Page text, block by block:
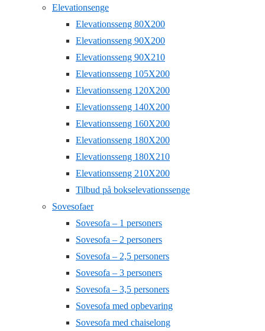
Elevationsenge
Elevationsseng 80X200
Elevationsseng 90X200
Elevationsseng 90X210
Elevationsseng 105X200
Elevationsseng 120X200
Elevationsseng 140X200
Elevationsseng 160X200
Elevationsseng 180X200
Elevationsseng 180X210
Elevationsseng 210X200
Tilbud på bokselevationssenge
Sovesofaer
Sovesofa – 1 personers
Sovesofa – 2 personers
Sovesofa – 2,5 personers
Sovesofa – 3 personers
Sovesofa – 3,5 personers
Sovesofa med opbevaring
Sovesofa med chaiselong